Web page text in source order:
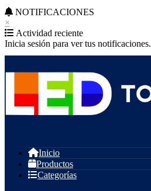
NOTIFICACIONES
×
Actividad reciente
Inicia sesión para ver tus notificaciones.
Inicio
Productos
Categorías